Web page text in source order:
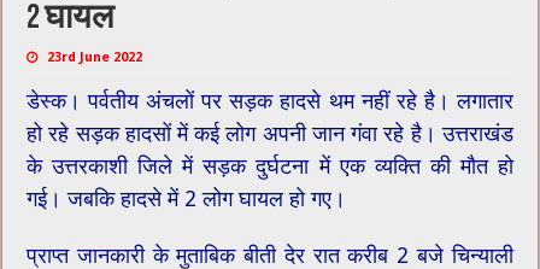
2 घायल
23rd June 2022
डेस्क। पर्वतीय अंचलों पर सड़क हादसे थम नहीं रहे है। लगातार
हो रहे सड़क हादसों में कई लोग अपनी जान गंवा रहे है। उत्तराखंड
के उत्तरकाशी जिले में सड़क दुर्घटना में एक व्यक्ति की मौत हो
गई। जबकि हादसे में 2 लोग घायल हो गए।
प्राप्त जानकारी के मुताबिक बीती देर रात करीब 2 बजे चिन्याली